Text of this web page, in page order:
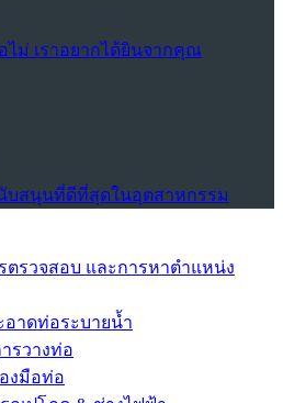
ม่ เราอยากได้ยินจากคุณ
บสนุนที่ดีที่สุดในอุตสาหกรรม
ตรวจสอบ และการหาตำแหน่ง
าดท่อระบายน้ำ
รวางท่อ
งมือท่อ